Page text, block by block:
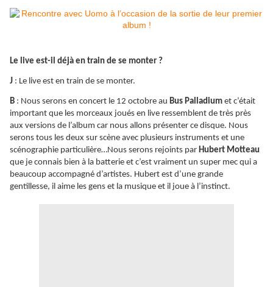
Le live est-il déjà en train de se monter ?
J : Le live est en train de se monter.
B : Nous serons en concert le 12 octobre au Bus Palladium et c’était
important que les morceaux joués en live ressemblent de très près
aux versions de l’album car nous allons présenter ce disque. Nous
serons tous les deux sur scène avec plusieurs instruments et une
scénographie particulière…Nous serons rejoints par Hubert Motteau
que je connais bien à la batterie et c’est vraiment un super mec qui a
beaucoup accompagné d’artistes. Hubert est d’une grande
gentillesse, il aime les gens et la musique et il joue à l’instinct.